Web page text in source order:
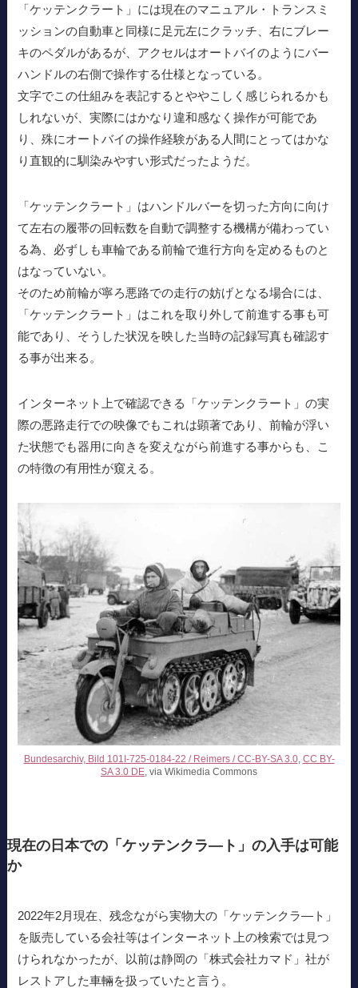
「ケッテンクラート」には現在のマニュアル・トランスミ
ッションの自動車と同様に足元左にクラッチ、右にブレー
キのペダルがあるが、アクセルはオートバイのようにバー
ハンドルの右側で操作する仕様となっている。
文字でこの仕組みを表記するとややこしく感じられるかも
しれないが、実際にはかなり違和感なく操作が可能であ
り、殊にオートバイの操作経験がある人間にとってはかな
り直観的に馴染みやすい形式だったようだ。
「ケッテンクラート」はハンドルバーを切った方向に向け
て左右の履帯の回転数を自動で調整する機構が備わってい
る為、必ずしも車輪である前輪で進行方向を定めるものと
はなっていない。
そのため前輪が寧ろ悪路での走行の妨げとなる場合には、
「ケッテンクラート」はこれを取り外して前進する事も可
能であり、そうした状況を映した当時の記録写真も確認す
る事が出来る。
インターネット上で確認できる「ケッテンクラート」の実
際の悪路走行での映像でもこれは顕著であり、前輪が浮い
た状態でも器用に向きを変えながら前進する事からも、こ
の特徴の有用性が窺える。
Bundesarchiv, Bild 101I-725-0184-22 / Reimers / CC-BY-SA 3.0, CC BY-
SA 3.0 DE , via Wikimedia Commons
現在の日本での「ケッテンクラ―ト」の入手は可能
か
2022年2月現在、残念ながら実物大の「ケッテンクラ―ト」
を販売している会社等はインターネット上の検索では見つ
けられなかったが、以前は静岡の「株式会社カマド」社が
レストアした車輛を扱っていたと言う。